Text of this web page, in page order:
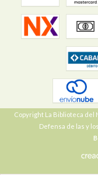
Copyright La Biblioteca del
Defensa de las y